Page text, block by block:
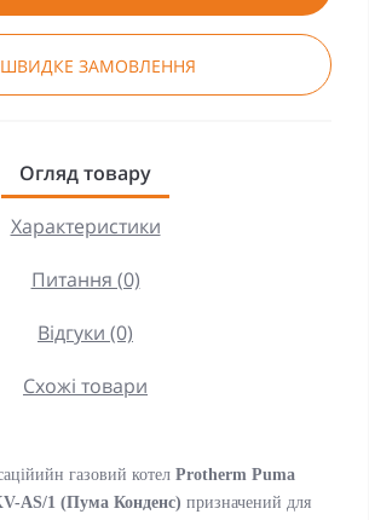
ШВИДКЕ ЗАМОВЛЕННЯ
Огляд товару
Характеристики
Питання (0)
Відгуки (0)
Схожі товари
газовий котел Protherm Puma
AS/1 (Пума Конденс) призначений для